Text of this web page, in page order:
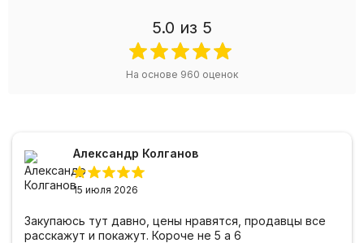
5.0 из 5
На основе 960 оценок
Александр Колганов
15 июля 2026
Закупаюсь тут давно, цены нравятся, продавцы все
расскажут и покажут. Короче не 5 а 6